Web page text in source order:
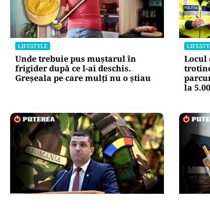
LIFESTYLE
Unde trebuie pus muștarul în
frigider după ce l-ai deschis.
Greșeala pe care mulți nu o știau
Locul
la